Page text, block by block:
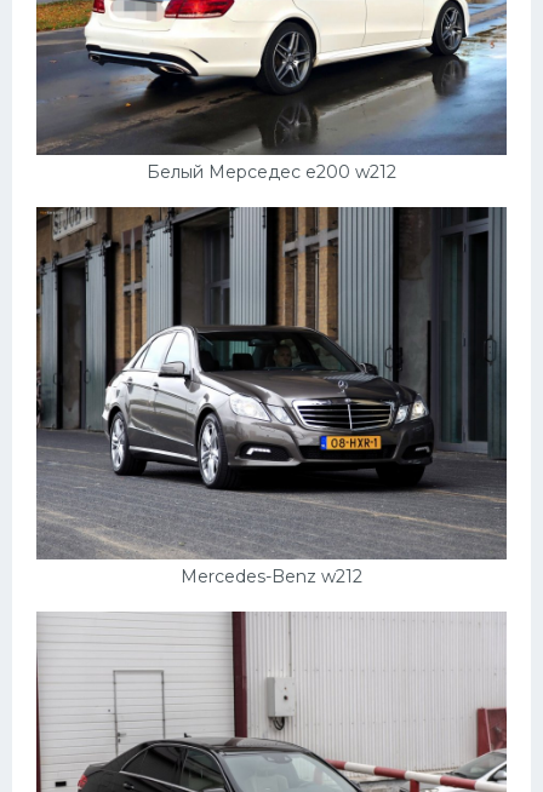
Белый Мерседес e200 w212
Mercedes-Benz w212